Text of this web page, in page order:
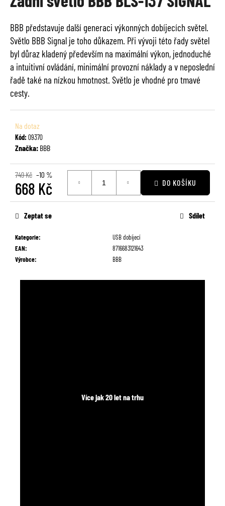
je
z
5
hvězdiček.
BBB představuje další generaci výkonných dobíjecích světel.
Světlo BBB Signal je toho důkazem. Při vývoji této řady světel
byl důraz kladený především na maximální výkon, jednoduché
a intuitivní ovládání, minimální provozní náklady a v neposlední
řadě také na nízkou hmotnost. Světlo je vhodné pro tmavé
cesty.
Na dotaz
Kód:09370
Značka: BBB
749 Kč –10 %
668 Kč
Měrná
cena:
DO KOŠÍKU
Kategorie:
USB dobíjecí
EAN:
8716683121643
Výrobce: BBB
Zeptat se Sdílet
Více jak 20 let na trhu
j
í
t
?
D